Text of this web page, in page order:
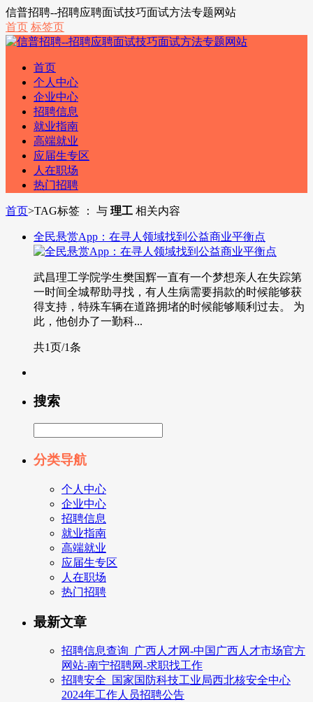
信普招聘--招聘应聘面试技巧面试方法专题网站
首页 标签页
首页
个人中心
企业中心
招聘信息
就业指南
高端就业
应届生专区
人在职场
热门招聘
首页>TAG标签 ： 与 理工 相关内容
全民悬赏App：在寻人领域找到公益商业平衡点
武昌理工学院学生樊国辉一直有一个梦想亲人在失踪第
一时间全城帮助寻找，有人生病需要捐款的时候能够获
得支持，特殊车辆在道路拥堵的时候能够顺利过去。 为
此，他创办了一勤科...
共1页/1条
搜索
分类导航
个人中心
企业中心
招聘信息
就业指南
高端就业
应届生专区
人在职场
热门招聘
最新文章
招聘信息查询_广西人才网-中国广西人才市场官方
网站-南宁招聘网-求职找工作
招聘安全_国家国防科技工业局西北核安全中心
2024年工作人员招聘公告